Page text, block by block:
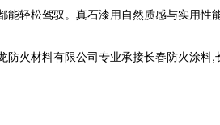
轻松驾驭。真石漆用自然质感与实用
火材料有限公司专业承接长春防火涂